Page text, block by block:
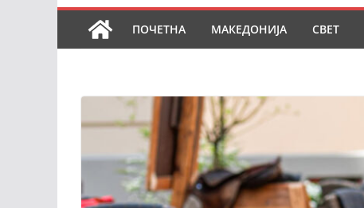
ПОЧЕТНА МАКЕДОНИЈА СВЕТ